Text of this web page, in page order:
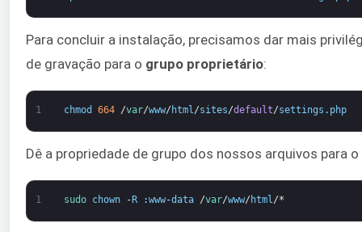
Para concluir a instalação, precisamos dar mais
de gravação para o grupo proprietário:
1 chmod 664 /var/www/ html/sites/default/settings . php
Dê a propriedade de grupo dos nossos arquivos para
1 sudo chown - R :www-data /var/www/ html/*